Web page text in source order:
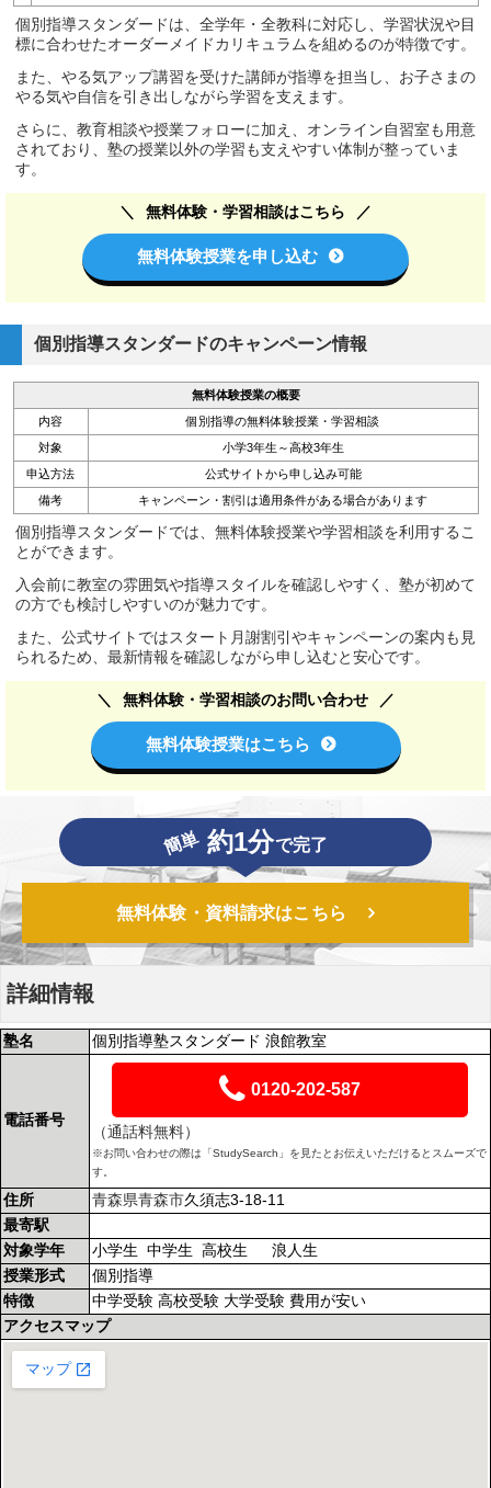
個別指導スタンダードは、全学年・全教科に対応し、学習状況や目
標に合わせたオーダーメイドカリキュラムを組めるのが特徴です。
また、やる気アップ講習を受けた講師が指導を担当し、お子さまの
やる気や自信を引き出しながら学習を支えます。
さらに、教育相談や授業フォローに加え、オンライン自習室も用意
されており、塾の授業以外の学習も支えやすい体制が整っていま
す。
無料体験・学習相談はこちら
無料体験授業を申し込む
個別指導スタンダードのキャンペーン情報
無料体験授業の概要
内容
個別指導の無料体験授業・学習相談
対象
小学3年生～高校3年生
申込方法
公式サイトから申し込み可能
備考
キャンペーン・割引は適用条件がある場合があります
個別指導スタンダードでは、無料体験授業や学習相談を利用するこ
とができます。
入会前に教室の雰囲気や指導スタイルを確認しやすく、塾が初めて
の方でも検討しやすいのが魅力です。
また、公式サイトではスタート月謝割引やキャンペーンの案内も見
られるため、最新情報を確認しながら申し込むと安心です。
無料体験・学習相談のお問い合わせ
無料体験授業はこちら
簡単 約1分で完了
無料体験・資料請求はこちら
詳細情報
塾名 個別指導塾スタンダード 浪館教室
電話番号
0120-202-587
（通話料無料）
※お問い合わせの際は「StudySearch」を見たとお伝えいただけるとスムーズで
す。
住所 青森県青森市久須志3-18-11
最寄駅
対象学年
小学生 中学生 高校生 浪人生
授業形式
個別指導
特徴
中学受験 高校受験 大学受験 費用が安い
アクセスマップ